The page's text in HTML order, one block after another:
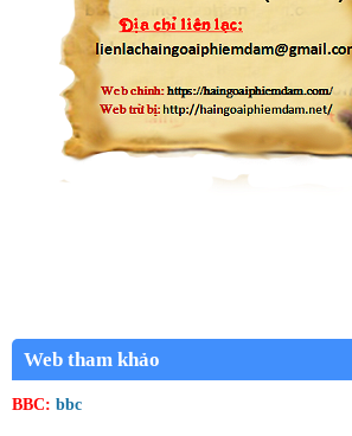
Web tham khảo
BBC: bbc